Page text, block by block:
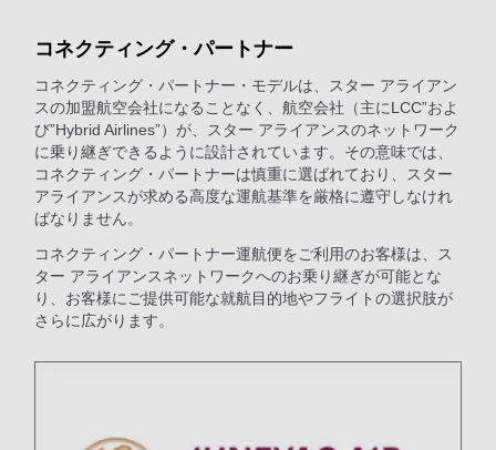
コネクティング・パートナー
コネクティング・パートナー・モデルは、スター アライアン
スの加盟航空会社になることなく、航空会社（主にLCC”およ
び”Hybrid Airlines”）が、スター アライアンスのネットワーク
に乗り継ぎできるように設計されています。その意味では、
コネクティング・パートナーは慎重に選ばれており、スター
アライアンスが求める高度な運航基準を厳格に遵守しなけれ
ばなりません。
コネクティング・パートナー運航便をご利用のお客様は、ス
ター アライアンスネットワークへのお乗り継ぎが可能とな
り、お客様にご提供可能な就航目的地やフライトの選択肢が
さらに広がります。